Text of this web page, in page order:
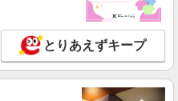
とりあえずキープ